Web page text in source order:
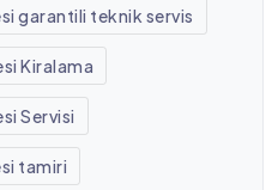
garantili teknik servis
Kiralama
Servisi
tamiri